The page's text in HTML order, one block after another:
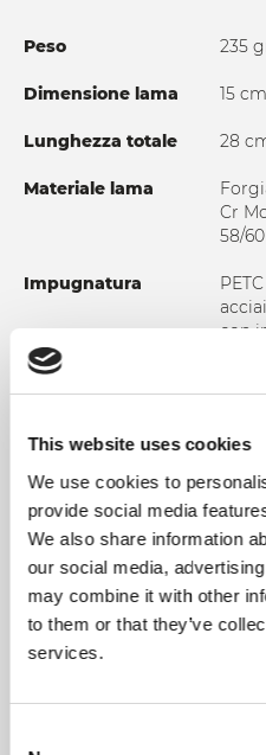
This website uses cookies
We use cookies to
provide social media
We also share information
our social media,
may combine it with other
to them or that they’ve
services.
Peso 235
Dimensione lama 15 cm
Lunghezza totale 28
Materiale lama
Cr
58/
Impugnatura
con
Uso e manutenzione
In